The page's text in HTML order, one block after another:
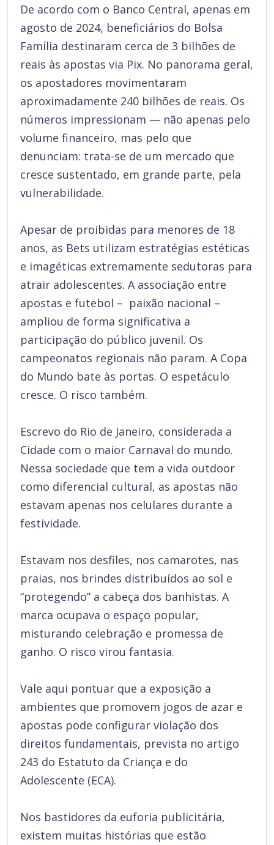
De acordo com o Banco Central, apenas em
agosto de 2024, beneficiários do Bolsa
Família destinaram cerca de 3 bilhões de
reais às apostas via Pix. No panorama geral,
os apostadores movimentaram
aproximadamente 240 bilhões de reais. Os
números impressionam — não apenas pelo
volume financeiro, mas pelo que
denunciam: trata-se de um mercado que
cresce sustentado, em grande parte, pela
vulnerabilidade.
Apesar de proibidas para menores de 18
anos, as Bets utilizam estratégias estéticas
e imagéticas extremamente sedutoras para
atrair adolescentes. A associação entre
apostas e futebol – paixão nacional –
ampliou de forma significativa a
participação do público juvenil. Os
campeonatos regionais não param. A Copa
do Mundo bate às portas. O espetáculo
cresce. O risco também.
Escrevo do Rio de Janeiro, considerada a
Cidade com o maior Carnaval do mundo.
Nessa sociedade que tem a vida outdoor
como diferencial cultural, as apostas não
estavam apenas nos celulares durante a
festividade.
Estavam nos desfiles, nos camarotes, nas
praias, nos brindes distribuídos ao sol e
“protegendo” a cabeça dos banhistas. A
marca ocupava o espaço popular,
misturando celebração e promessa de
ganho. O risco virou fantasia.
Vale aqui pontuar que a exposição a
ambientes que promovem jogos de azar e
apostas pode configurar violação dos
direitos fundamentais, prevista no artigo
243 do Estatuto da Criança e do
Adolescente (ECA).
Nos bastidores da euforia publicitária,
existem muitas histórias que estão